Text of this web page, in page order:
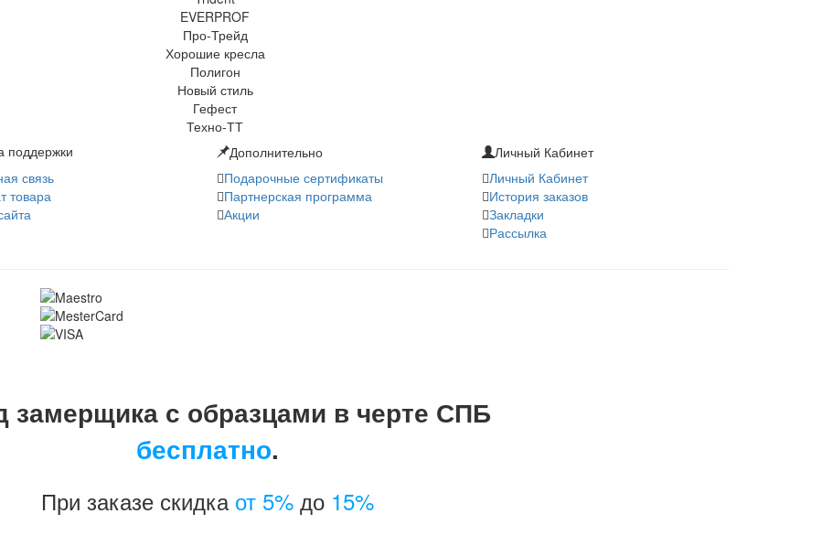
поддержки
связь
товара
Дополнительно
Подарочные сертификаты
Партнерская программа
Акции
Личный Кабинет
Личный Кабинет
История заказов
Закладки
Рассылка
замерщика с образцами в черте СПБ
бесплатно.
При заказе скидка от 5% до 15%